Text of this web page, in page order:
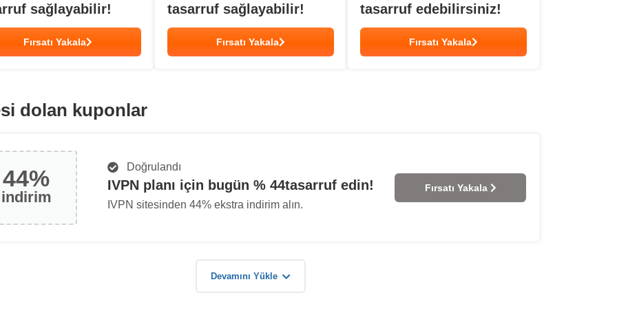
sağlayabilir!
Fırsatı Yakala
tasarruf sağlayabilir!
Fırsatı Yakala
tasarruf edebilirsiniz!
Fırsatı Yakala
dolan kuponlar
44%
i̇ndirim
Doğrulandı
IVPN planı için bugün % 44tasarruf edin!
IVPN sitesinden 44% ekstra indirim alın.
Fırsatı Yakala
Devamını Yükle